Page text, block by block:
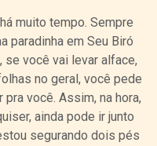
muito tempo. Sempre
paradinha em Seu Biró
se você vai levar alface,
no geral, você pede
você. Assim, na hora,
ainda pode ir junto
segurando dois pés